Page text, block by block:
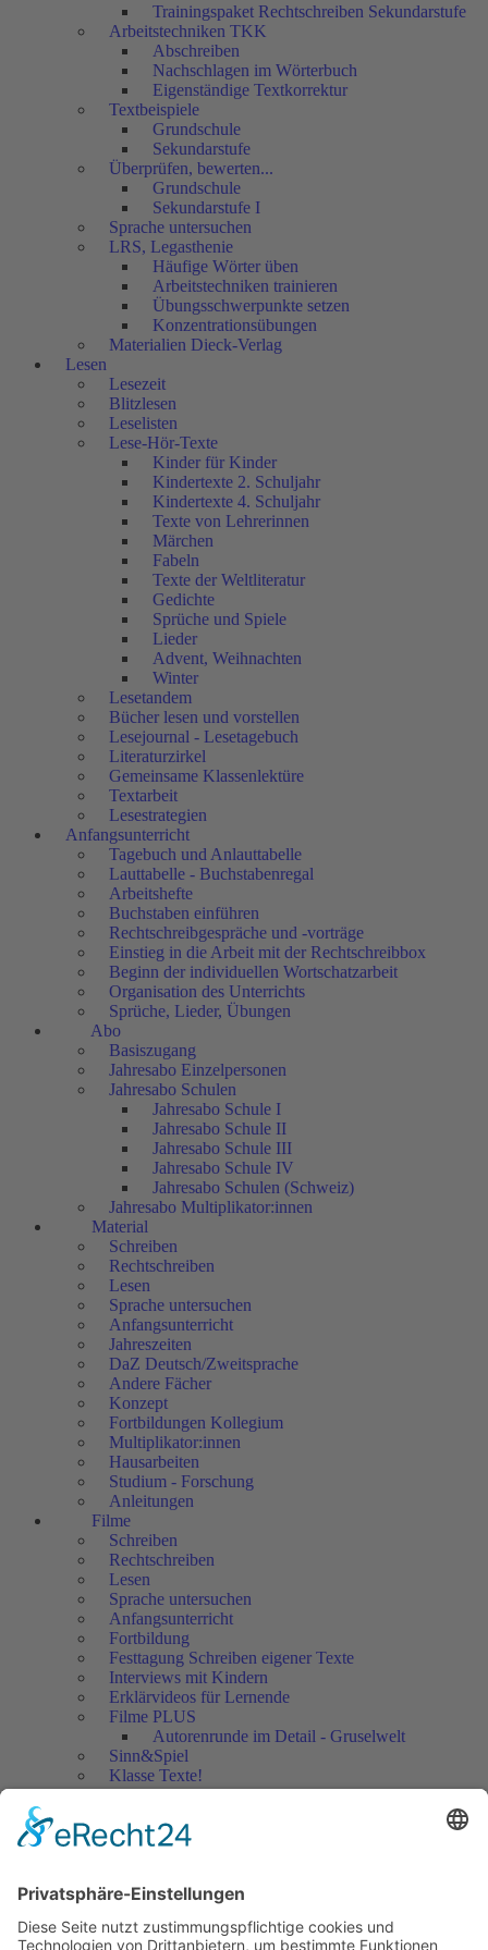
Trainingspaket Rechtschreiben Sekundarstufe
Arbeitstechniken TKK
Abschreiben
Nachschlagen im Wörterbuch
Eigenständige Textkorrektur
Textbeispiele
Grundschule
Sekundarstufe
Überprüfen, bewerten...
Grundschule
Sekundarstufe I
Sprache untersuchen
LRS, Legasthenie
Häufige Wörter üben
Arbeitstechniken trainieren
Übungsschwerpunkte setzen
Konzentrationsübungen
Materialien Dieck-Verlag
Lesen
Lesezeit
Blitzlesen
Leselisten
Lese-Hör-Texte
Kinder für Kinder
Kindertexte 2. Schuljahr
Kindertexte 4. Schuljahr
Texte von Lehrerinnen
Märchen
Fabeln
Texte der Weltliteratur
Gedichte
Sprüche und Spiele
Lieder
Advent, Weihnachten
Winter
Lesetandem
Bücher lesen und vorstellen
Lesejournal - Lesetagebuch
Literaturzirkel
Gemeinsame Klassenlektüre
Textarbeit
Lesestrategien
Anfangsunterricht
Tagebuch und Anlauttabelle
Lauttabelle - Buchstabenregal
Arbeitshefte
Buchstaben einführen
Rechtschreibgespräche und -vorträge
Einstieg in die Arbeit mit der Rechtschreibbox
Beginn der individuellen Wortschatzarbeit
Organisation des Unterrichts
Sprüche, Lieder, Übungen
Abo
Basiszugang
Jahresabo Einzelpersonen
Jahresabo Schulen
Jahresabo Schule I
Jahresabo Schule II
Jahresabo Schule III
Jahresabo Schule IV
Jahresabo Schulen (Schweiz)
Jahresabo Multiplikator:innen
Material
Schreiben
Rechtschreiben
Lesen
Sprache untersuchen
Anfangsunterricht
Jahreszeiten
DaZ Deutsch/Zweitsprache
Andere Fächer
Konzept
Fortbildungen Kollegium
Multiplikator:innen
Hausarbeiten
Studium - Forschung
Anleitungen
Filme
Schreiben
Rechtschreiben
Lesen
Sprache untersuchen
Anfangsunterricht
Fortbildung
Festtagung Schreiben eigener Texte
Interviews mit Kindern
Erklärvideos für Lernende
Filme PLUS
Autorenrunde im Detail - Gruselwelt
Sinn&Spiel
Klasse Texte!
Filmausschnitte Grundschule
Jedes Kind wertschätzen!
Artikel
Artikel 2018